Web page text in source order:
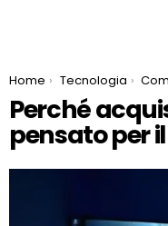
You are here:
Home Tecnologia
Perché
pensato per